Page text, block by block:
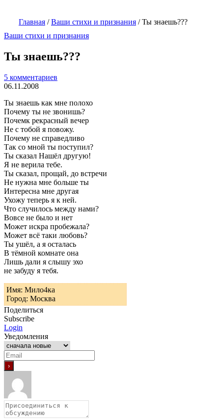
Главная /Ваши стихи и признания /Ты знаешь???
Ваши стихи и признания
Ты знаешь???
5 комментариев
06.11.2008
Ты знаешь как мне полохо
Почему ты не звонишь?
Почемк рекрасный вечер
Не с тобой я повожу.
Почему не справедливо
Так со мной ты поступил?
Ты сказал Нашёл другую!
Я не верила тебе.
Ты сказал, прощай, до встречи
Не нужна мне больше ты
Интересна мне другая
Ухожу теперь я к ней.
Что случилось между нами?
Вовсе не было и нет
Может искра пробежала?
Может всё таки любовь?
Ты ушёл, а я осталась
В тёмной комнате она
Лишь дали я слышу эхо
не забуду я тебя.
Имя: Мило4ка
Город: Москва
Поделиться
Subscribe
Login
Уведомления